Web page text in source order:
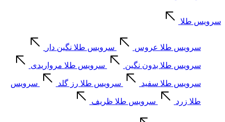
سرویس طلا
سرویس طلا عروس سرویس طلا نگین دار
سرویس طلا بدون نگین سرویس طلا مرواریدی
سرویس طلا سفید سرویس طلا رز گلد سرویس
طلا زرد سرویس طلا ظریف